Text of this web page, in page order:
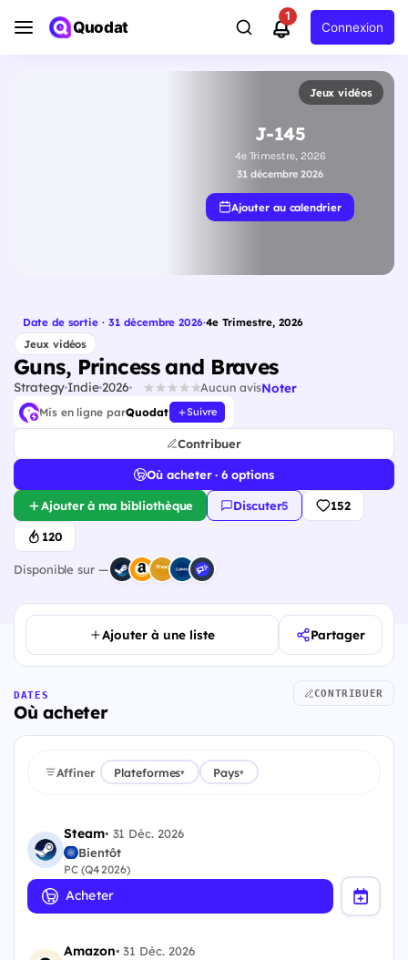
Quodat
1
Connexion
Jeux vidéos
J-145
4e Trimestre, 2026
31 décembre 2026
Ajouter au calendrier
Date de sortie · 31 décembre 2026·4e Trimestre, 2026
Jeux vidéos
Guns, Princess and Braves
Strategy Indie 2026 Aucun avisNoter
Mis en ligne parQuodat Suivre
Contribuer
Où acheter · 6 options
Ajouter à ma bibliothèque Discuter·5 152
120
Disponible sur —
Ajouter à une liste Partager
DATES
Où acheter
CONTRIBUER
Affiner Plateformes▾ Pays▾
Steam• 31 Déc. 2026
Bientôt
PC (Q4 2026)
Acheter
Amazon•31 Déc. 2026